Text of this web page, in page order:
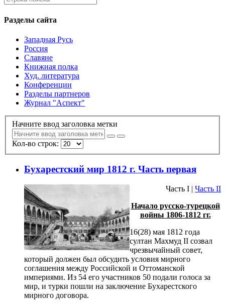
Разделы сайта
Западная Русь
Россия
Славяне
Книжная полка
Худ. литература
Конференции
Разделы партнеров
Журнал "Аспект"
Начните ввод заголовка метки
Кол-во строк:
Бухарестский мир 1812 г. Часть первая
Часть I | Часть II
Начало русско-турецкой
войны 1806-1812 гг.
16(28) мая 1812 года
султан Махмуд II созвал
чрезвычайный совет,
который должен был обсудить условия мирного
соглашения между Российской и Оттоманской
империями. Из 54 его участников 50 подали голоса за
мир, и турки пошли на заключение Бухарестского
мирного договора.